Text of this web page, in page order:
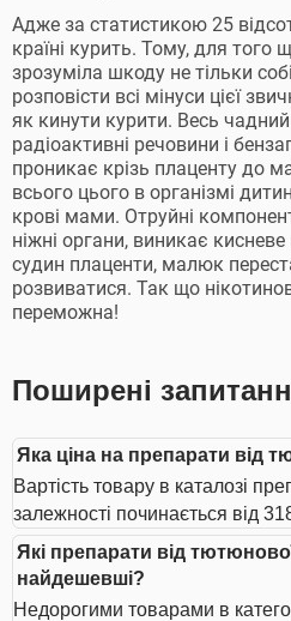
Адже за статистикою 25
країні курить. Тому, для
зрозуміла шкоду не тільки
розповісти всі мінуси цієї
як кинути курити. Весь чадний
радіоактивні речовини і
проникає крізь плаценту до
всього цього в організмі
крові мами. Отруйні
ніжні органи, виникає
судин плаценти, малюк
розвиватися. Так що
переможна!
Поширені
Яка ціна на препарати від
Вартість товару в каталозі
залежності починається від
Які препарати від
найдешевші?
Недорогими товарами в